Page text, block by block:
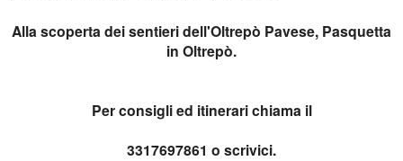
Alla scoperta dei sentieri dell'Oltrepò Pavese, Pasquetta
in Oltrepò.
Per consigli ed itinerari chiama il
3317697861 o scrivici.